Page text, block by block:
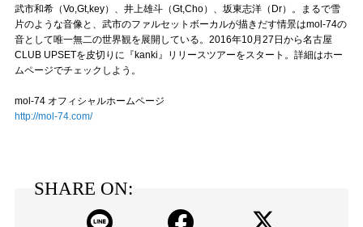
武市和希（Vo,Gt,key）、井上雄斗（Gt,Cho）、坂東志洋（Dr）。
まるで雪
片のような音像と、武市のファルセットボーカルが描きだす情景はmol-74の
音として唯一無二の世界観を展開している。2016年10月27日から名古屋
CLUB UPSETを皮切りに『kanki』リリースツアーをスタート。詳細はホー
ムページでチェックしよう。
mol-74 オフィシャルホームページ
http://mol-74.com/
SHARE ON: